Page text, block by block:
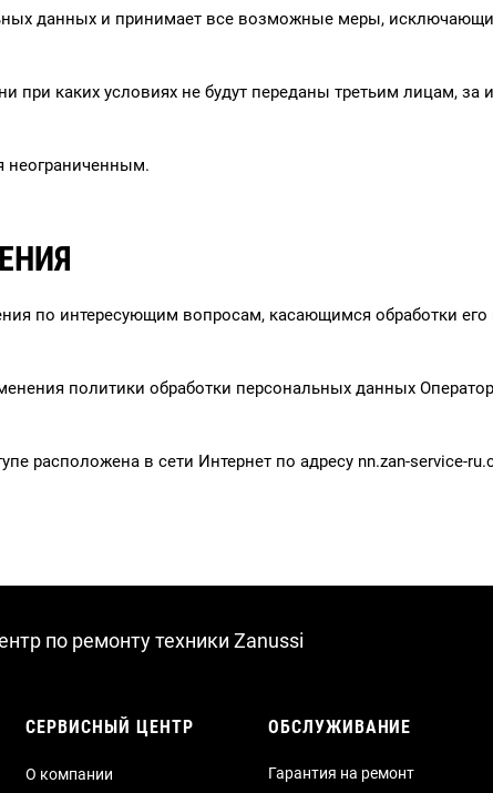
данных и принимает все возможные меры,
при каких условиях не будут переданы третьим лицам, за
неограниченным.
по интересующим вопросам, касающимся обработки
политики обработки персональных данных
расположена в сети Интернет по адресу nn.zan-service-
по ремонту техники Zanussi
СЕРВИСНЫЙ ЦЕНТР
О компании
ОБСЛУЖИВАНИЕ
Гарантия на ремонт